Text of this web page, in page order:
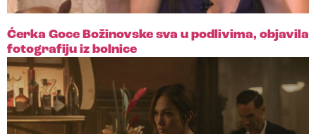
Ćerka Goce Božinovske sva u podlivima, objavila
fotografiju iz bolnice